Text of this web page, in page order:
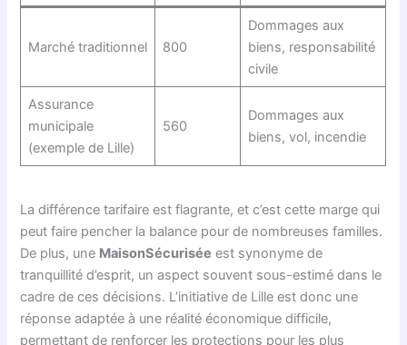
Marché traditionnel 800
Dommages aux
biens, responsabilité
civile
Assurance
municipale
(exemple de Lille)
560
Dommages aux
biens, vol, incendie
La différence tarifaire est flagrante, et c’est cette marge qui
peut faire pencher la balance pour de nombreuses familles.
De plus, une MaisonSécurisée est synonyme de
tranquillité d’esprit, un aspect souvent sous-estimé dans le
cadre de ces décisions. L’initiative de Lille est donc une
réponse adaptée à une réalité économique difficile,
permettant de renforcer les protections pour les plus